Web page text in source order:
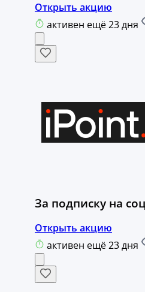
Открыть акцию
активен ещё 23 дня
За подписку на
Открыть акцию
активен ещё 23 дня